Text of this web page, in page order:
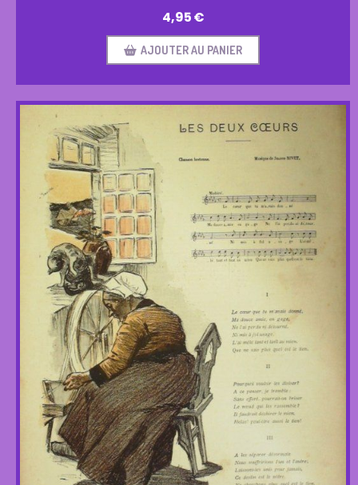
4,95€
AJOUTER AU PANIER